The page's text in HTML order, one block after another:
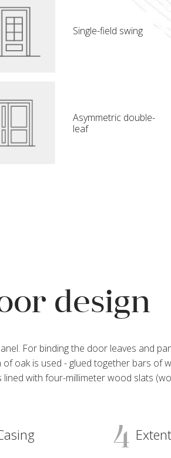
Single-field swing
Asymmetric double-
leaf
design
For binding the door leaves and
of oak is used - glued together bars of
lined with four-millimeter wood slats
4